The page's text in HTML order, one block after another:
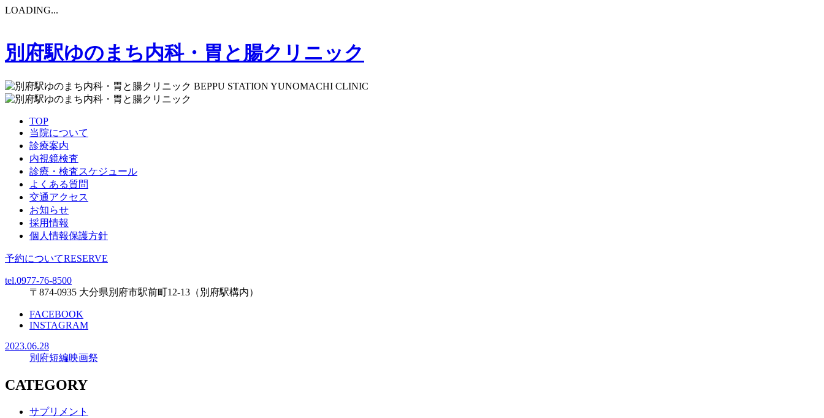
LOADING...
別府駅ゆのまち内科・胃と腸クリニック
BEPPU STATION YUNOMACHI CLINIC
TOP
当院について
診療案内
内視鏡検査
診療・検査スケジュール
よくある質問
交通アクセス
お知らせ
採用情報
個人情報保護方針
予約についてRESERVE
tel.0977-76-8500
〒874-0935 大分県別府市駅前町12-13（別府駅構内）
FACEBOOK
INSTAGRAM
2023.06.28
別府短編映画祭
CATEGORY
サプリメント